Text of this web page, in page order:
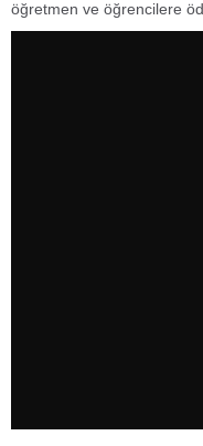
öğretmen ve öğrencilere